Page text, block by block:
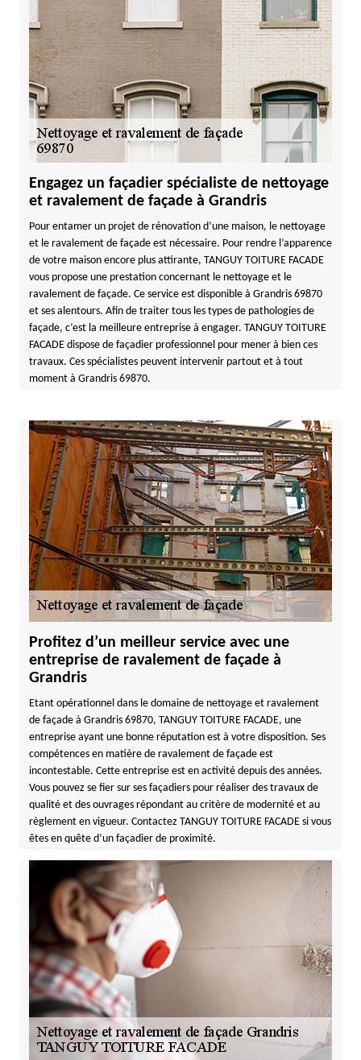
Engagez un façadier spécialiste de nettoyage
et ravalement de façade à Grandris
Pour entamer un projet de rénovation d’une maison, le nettoyage
et le ravalement de façade est nécessaire. Pour rendre l’apparence
de votre maison encore plus attirante, TANGUY TOITURE FACADE
vous propose une prestation concernant le nettoyage et le
ravalement de façade. Ce service est disponible à Grandris 69870
et ses alentours. Afin de traiter tous les types de pathologies de
façade, c’est la meilleure entreprise à engager. TANGUY TOITURE
FACADE dispose de façadier professionnel pour mener à bien ces
travaux. Ces spécialistes peuvent intervenir partout et à tout
moment à Grandris 69870.
Profitez d’un meilleur service avec une
entreprise de ravalement de façade à
Grandris
Etant opérationnel dans le domaine de nettoyage et ravalement
de façade à Grandris 69870, TANGUY TOITURE FACADE, une
entreprise ayant une bonne réputation est à votre disposition. Ses
compétences en matière de ravalement de façade est
incontestable. Cette entreprise est en activité depuis des années.
Vous pouvez se fier sur ses façadiers pour réaliser des travaux de
qualité et des ouvrages répondant au critère de modernité et au
règlement en vigueur. Contactez TANGUY TOITURE FACADE si vous
êtes en quête d’un façadier de proximité.